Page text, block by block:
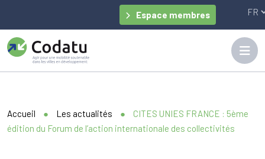
Espace membres
Accueil ● Les actualités ●
CITES UNIES FRANCE : 5ème
édition du Forum de l’action internationale des collectivités
Panneau de gestion des cookies